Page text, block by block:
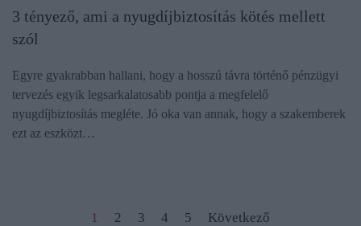
3 tényező, ami a nyugdíjbiztosítás kötés mellett
szól
Egyre gyakrabban hallani, hogy a hosszú távra történő pénzügyi
tervezés egyik legsarkalatosabb pontja a megfelelő
nyugdíjbiztosítás megléte. Jó oka van annak, hogy a szakemberek
ezt az eszközt…
1 2 3 4 5 Következő